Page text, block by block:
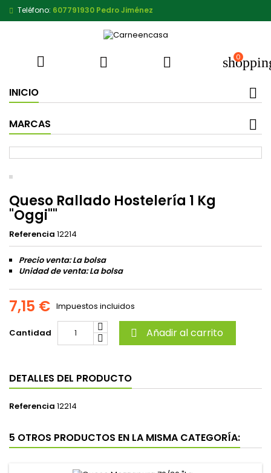
Teléfono: 607791930 Pedro Jiménez
   0
INICIO
MARCAS
Queso Rallado Hostelería 1 Kg
"Oggi""
Referencia 12214
Precio venta: La bolsa
Unidad de venta: La bolsa
7,15 € Impuestos incluidos
Cantidad  Añadir al carrito
DETALLES DEL PRODUCTO
Referencia 12214
5 OTROS PRODUCTOS EN LA MISMA CATEGORÍA: